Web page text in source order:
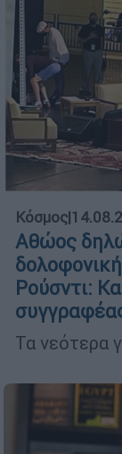
Κόσμος|
Αθώος
Ρούσντι:
Τα νεότερα